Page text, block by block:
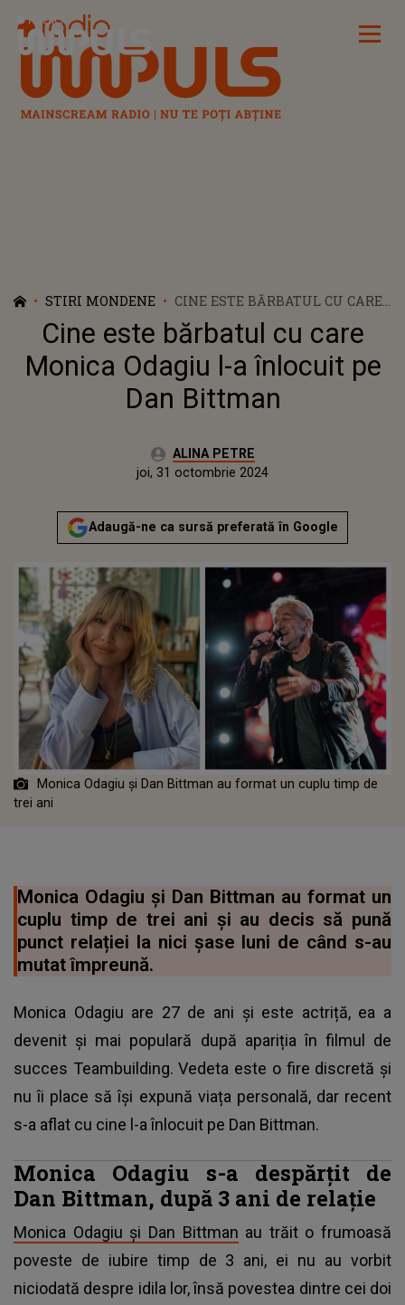
Radio Impuls
STIRI MONDENE
CINE ESTE BĂRBATUL CU CARE
MONICA ODAGIU L-A ÎNLOCUIT
PE DAN BITTMAN
Cine este bărbatul cu care
Monica Odagiu l-a înlocuit pe
Dan Bittman
Autor:ALINA PETRE
marți, 31 octombrie 2023Actualizat:
joi, 31 octombrie 2024
Adaugă-ne ca sursă preferată în Google
Monica Odagiu și Dan Bittman au format un cuplu timp de
trei ani
Monica Odagiu și Dan Bittman au format un
cuplu timp de trei ani și au decis să pună
punct relației la nici șase luni de când s-au
mutat împreună.
Monica Odagiu are 27 de ani și este actriță, ea a
devenit și mai populară după apariția în filmul de
succes Teambuilding. Vedeta este o fire discretă și
nu îi place să își expună viața personală, dar recent
s-a aflat cu cine l-a înlocuit pe Dan Bittman.
Monica Odagiu s-a despărțit de
Dan Bittman, după 3 ani de relație
Monica Odagiu și Dan Bittman au trăit o frumoasă
poveste de iubire timp de 3 ani, ei nu au vorbit
niciodată despre idila lor, însă povestea dintre cei doi